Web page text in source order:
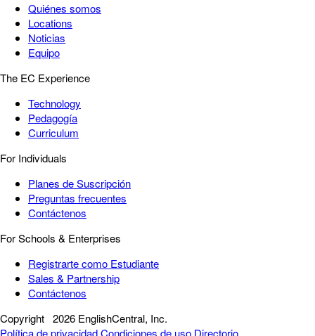
Quiénes somos
Locations
Noticias
Equipo
The EC Experience
Technology
Pedagogía
Curriculum
For Individuals
Planes de Suscripción
Preguntas frecuentes
Contáctenos
For Schools & Enterprises
Registrarte como Estudiante
Sales & Partnership
Contáctenos
Copyright 2026 EnglishCentral, Inc.